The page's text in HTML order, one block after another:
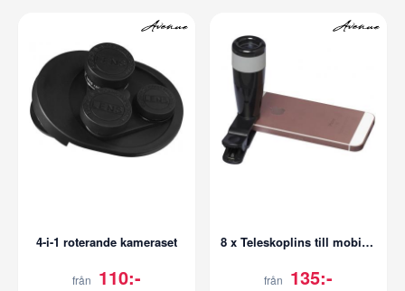
4-i-1 roterande kameraset
från 110:-
8 x Teleskoplins till mobiltelefon
från 135:-